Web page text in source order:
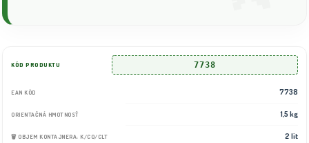
KÓD PRODUKTU 7738
EAN KÓD 7738
ORIENTAČNÁ HMOTNOSŤ 1,5 kg
🗑️ OBJEM KONTAJNERA: K/CO/CLT 2 lit